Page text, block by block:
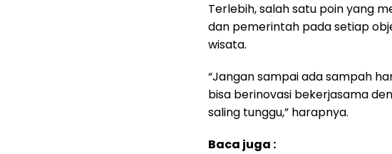
Terlebih, salah satu poin yang
dan pemerintah pada setiap
wisata.
“Jangan sampai ada sampah
bisa berinovasi bekerjasama
saling tunggu,” harapnya.
Baca juga :